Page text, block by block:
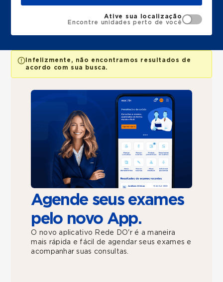
Ative sua localização
Encontre unidades perto de você
Infelizmente, não encontramos resultados de
acordo com sua busca.
Agende seus exames
pelo novo App.
O novo aplicativo Rede DO'r é a maneira
mais rápida e fácil de agendar seus exames e
acompanhar suas consultas.